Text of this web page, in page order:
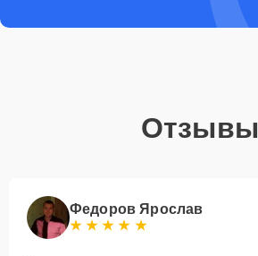
Отзывы
Федоров Ярослав